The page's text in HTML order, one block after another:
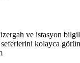
ve istasyon
kolayca